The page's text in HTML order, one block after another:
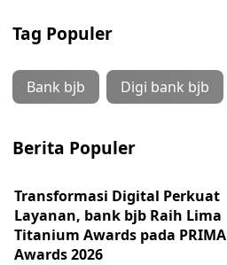
Tag Populer
Bank bjb Digi bank bjb
Berita Populer
Transformasi Digital Perkuat
Layanan, bank bjb Raih Lima
Titanium Awards pada PRIMA
Awards 2026